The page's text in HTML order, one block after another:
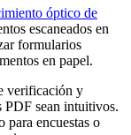
óptico de
escaneados en
formularios
en papel.
verificación y
PDF sean intuitivos.
para encuestas o